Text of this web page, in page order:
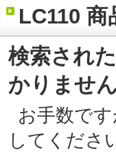
LC110 商
検索され
かりませ
お手数で
してくださ